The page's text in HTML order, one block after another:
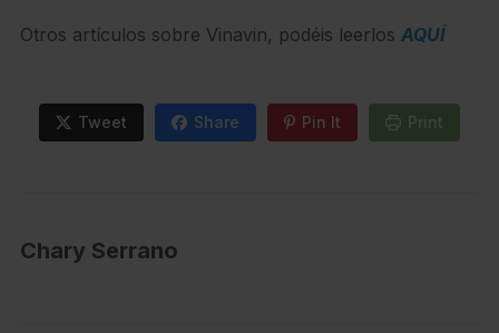
Otros artículos sobre Vinavin, podéis leerlos AQUÍ
Tweet Share Pin It Print
Chary Serrano